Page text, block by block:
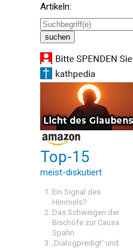
Artikeln:
Top-15
meist-diskutiert
Ein Signal des
Himmels?
Das Schweigen der
Bischöfe zur Causa
Spahn
‚Dialogpredigt‘ und